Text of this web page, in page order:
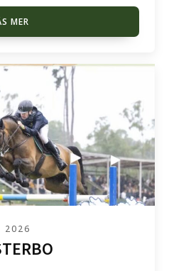
MER
2026